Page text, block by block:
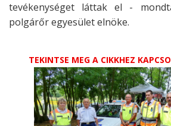
tevékenységet láttak el -
polgárőr egyesület elnöke.
TEKINTSE MEG A CIKKHEZ